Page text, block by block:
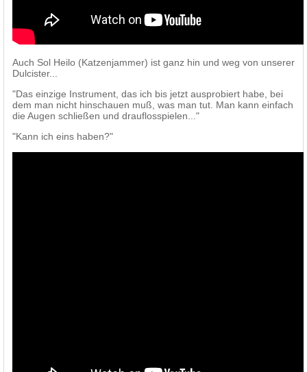
Auch Sol Heilo (Katzenjammer) ist ganz hin und weg von unserer
Dulcister...
"Das einzige Instrument, das ich bis jetzt ausprobiert habe, bei
dem man nicht hinschauen muß, was man tut. Man kann einfach
die Augen schließen und drauflosspielen..."
"Kann ich eins haben?"